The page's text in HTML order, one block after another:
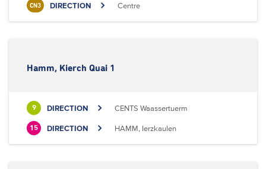
CN3 DIRECTION Centre
Hamm, Kierch Quai 1
9 DIRECTION CENTS Waassertuerm
15 DIRECTION HAMM, Ierzkaulen